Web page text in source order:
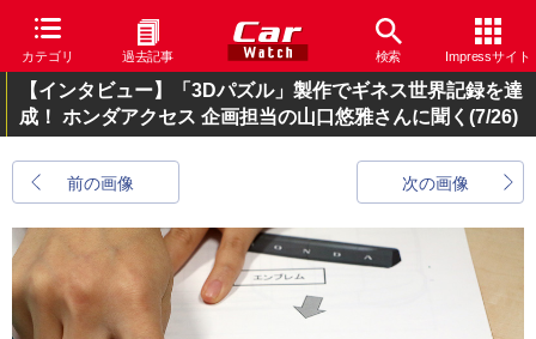
カテゴリ 過去記事 検索 Impressサイト
【インタビュー】「3Dパズル」製作でギネス世界記録を達
成！ ホンダアクセス 企画担当の山口悠雅さんに聞く (7/26)
前の画像 次の画像